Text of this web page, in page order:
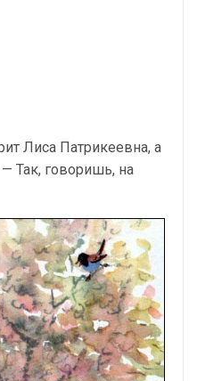
Лиса Патрикеевна, а
Так, говоришь, на